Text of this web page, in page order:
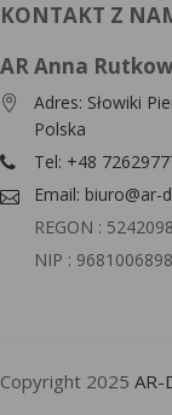
KONTAKT Z
AR Anna
Adres: Słowiki
Polska
Tel: +48
Email: biuro@ar-
REGON :
NIP : 9681006898
Copyright 2025 AR-